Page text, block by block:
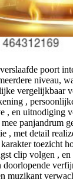
poort
niveau,
vergelijkbaar
,
, en uitnodiging
panjandrum
, met detail
toezicht
clip volgen , en
muzikant